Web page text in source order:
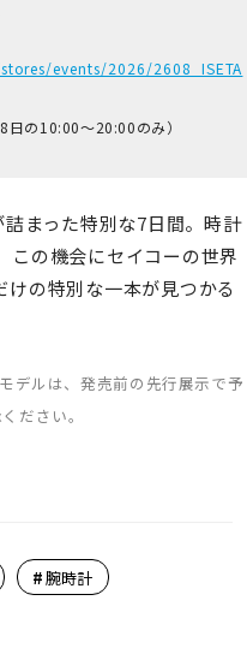
events/2026/2608_ISETA
の1​0:00～2​0:00のみ）
まった特別な7日間。時計
この機会にセイコーの世界
の特別な一本が見つかる
デルは、発売前の先行展示で予
ださい。
#腕時計